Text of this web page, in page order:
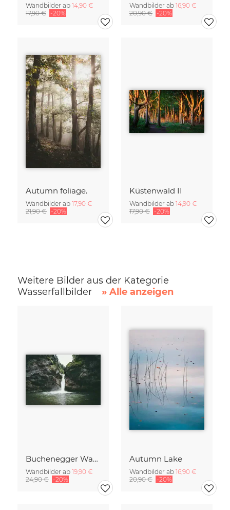
Wandbilder ab 14,90 €
17,90 € -20%
Wandbilder ab 16,90 €
20,90 € -20%
Autumn foliage.
Wandbilder ab 17,90 €
21,90 € -20%
Küstenwald II
Wandbilder ab 14,90 €
17,90 € -20%
Weitere Bilder aus der Kategorie
Wasserfallbilder
» Alle anzeigen
Buchenegger Wasserfälle
Wandbilder ab 19,90 €
24,90 € -20%
Autumn Lake
Wandbilder ab 16,90 €
20,90 € -20%